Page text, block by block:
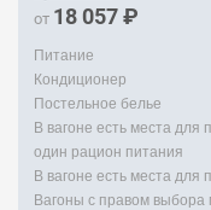
от 18 057 ₽
Питание
Кондиционер
Постельное белье
В вагоне есть места для
один рацион питания
В вагоне есть места для
Вагоны с правом выбора